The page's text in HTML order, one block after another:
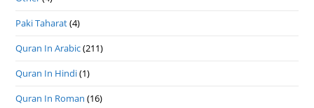
Paki Taharat(4)
Quran In Arabic(211)
Quran In Hindi(1)
Quran In Roman (16)